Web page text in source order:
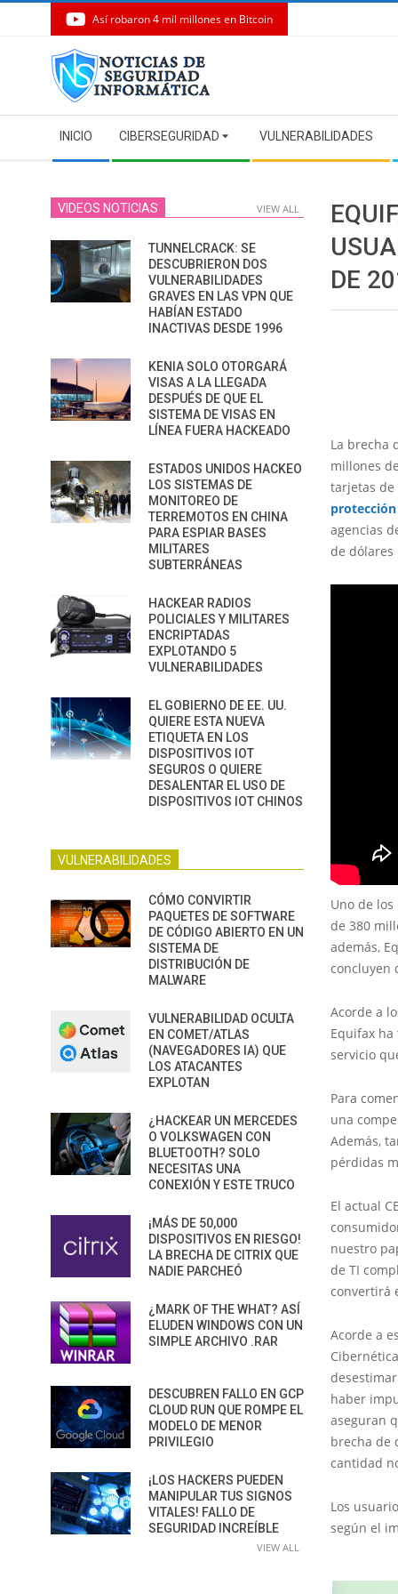
Así robaron 4 mil millones en Bitcoin
Navigation
Menu
INICIO CIBERSEGURIDAD VULNERABILIDADES
DE
La brecha
millones
tarjetas de
agencias
de dólares
Uno de
de 380
además,
concluyen
Acorde a
Equifax
servicio
Para
una
Además,
pérdidas
El actual
nuestro
de TI
convertirá
Acorde a
haber
aseguran
brecha de
cantidad
Los
según el
VIDEOS NOTICIAS VIEW ALL
TUNNELCRACK: SE
DESCUBRIERON DOS
VULNERABILIDADES
GRAVES EN LAS VPN QUE
HABÍAN ESTADO
INACTIVAS DESDE 1996
KENIA SOLO OTORGARÁ
VISAS A LA LLEGADA
DESPUÉS DE QUE EL
SISTEMA DE VISAS EN
LÍNEA FUERA HACKEADO
ESTADOS UNIDOS HACKEO
LOS SISTEMAS DE
MONITOREO DE
TERREMOTOS EN CHINA
PARA ESPIAR BASES
MILITARES
SUBTERRÁNEAS
HACKEAR RADIOS
POLICIALES Y MILITARES
ENCRIPTADAS
EXPLOTANDO 5
VULNERABILIDADES
EL GOBIERNO DE EE. UU.
QUIERE ESTA NUEVA
ETIQUETA EN LOS
DISPOSITIVOS IOT
SEGUROS O QUIERE
DESALENTAR EL USO DE
DISPOSITIVOS IOT CHINOS
VULNERABILIDADES
CÓMO CONVIRTIR
PAQUETES DE SOFTWARE
DE CÓDIGO ABIERTO EN UN
SISTEMA DE
DISTRIBUCIÓN DE
MALWARE
VULNERABILIDAD OCULTA
EN COMET/ATLAS
(NAVEGADORES IA) QUE
LOS ATACANTES
EXPLOTAN
¿HACKEAR UN MERCEDES
O VOLKSWAGEN CON
BLUETOOTH? SOLO
NECESITAS UNA
CONEXIÓN Y ESTE TRUCO
¡MÁS DE 50,000
DISPOSITIVOS EN RIESGO!
LA BRECHA DE CITRIX QUE
NADIE PARCHEÓ
¿MARK OF THE WHAT? ASÍ
ELUDEN WINDOWS CON UN
SIMPLE ARCHIVO .RAR
DESCUBREN FALLO EN GCP
CLOUD RUN QUE ROMPE EL
MODELO DE MENOR
PRIVILEGIO
¡LOS HACKERS PUEDEN
MANIPULAR TUS SIGNOS
VITALES! FALLO DE
SEGURIDAD INCREÍBLE
VIEW ALL